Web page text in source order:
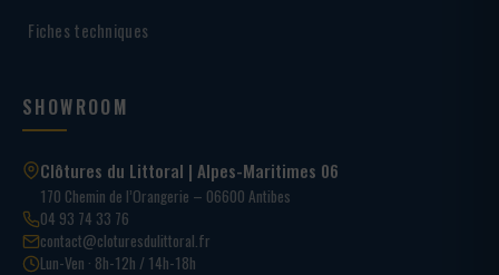
Fiches techniques
SHOWROOM
Clôtures du Littoral | Alpes-Maritimes 06
170 Chemin de l’Orangerie – 06600 Antibes
04 93 74 33 76
contact@cloturesdulittoral.fr
Lun-Ven · 8h-12h / 14h-18h